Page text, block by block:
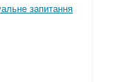
запитання